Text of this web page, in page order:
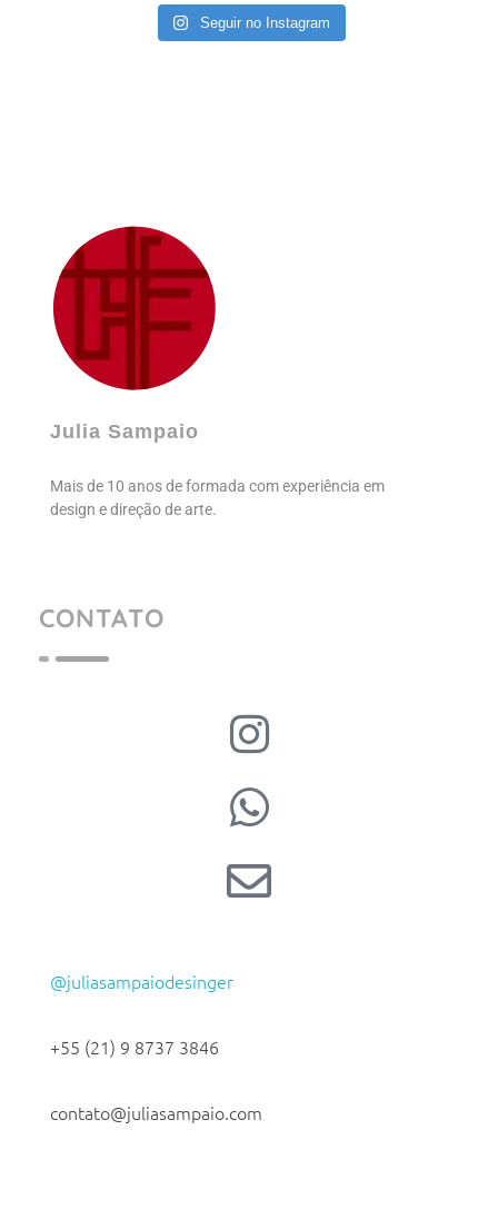
Seguir no Instagram
Julia Sampaio
Mais de 10 anos de formada com experiência em
design e direção de arte.
CONTATO
@juliasampaiodesinger
+55 (21) 9 8737 3846
contato@juliasampaio.com